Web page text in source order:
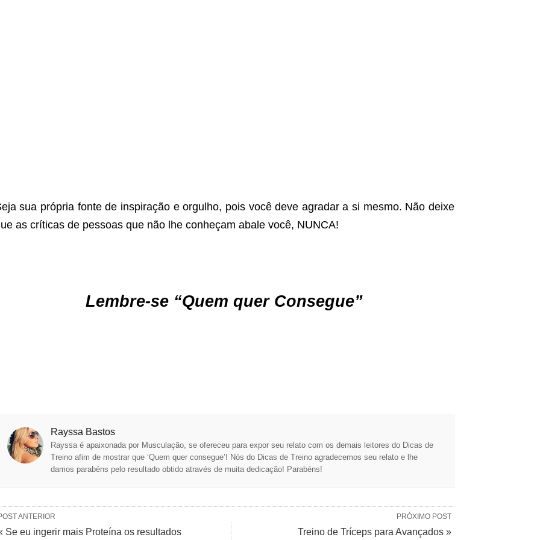
sua própria fonte de inspiração e orgulho, pois você deve agradar a si mesmo. Não deixe
as críticas de pessoas que não lhe conheçam abale você, NUNCA!
Lembre-se “Quem quer Consegue”
Rayssa Bastos
Rayssa é apaixonada por Musculação, se ofereceu para expor seu relato com os demais leitores do Dicas de
Treino afim de mostrar que ‘Quem quer consegue’! Nós do Dicas de Treino agradecemos seu relato e lhe
damos parabéns pelo resultado obtido através de muita dedicação! Parabéns!
PRÓXIMO POST
Treino de Tríceps para Avançados »
ANTERIOR
Se eu ingerir mais Proteína os resultados